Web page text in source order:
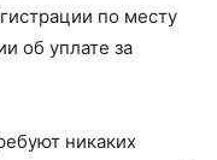
по месту
об уплате за
никаких